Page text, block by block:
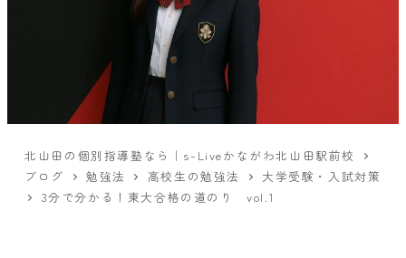
北山田の個別指導塾なら｜s-Liveかながわ北山田駅前校
ブログ
勉強法 高校生の勉強法
大学受験・入試対策
3分で分かる！東大合格の道のり vol.1